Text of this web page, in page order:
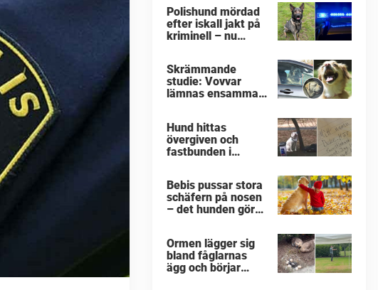
Polishund mördad
efter iskall jakt på
kriminell – nu
kollegorna
Skrämmande
studie: Vovvar
lämnas ensamma i
vädjan: "Planera i
förväg"
Hund hittas
övergiven och
fastbunden i
halsbandet
avslöjar det
fruktansvärda
Bebis pussar stora
schäfern på nosen
– det hunden gör
Ormen lägger sig
bland fåglarnas
ägg och börjar